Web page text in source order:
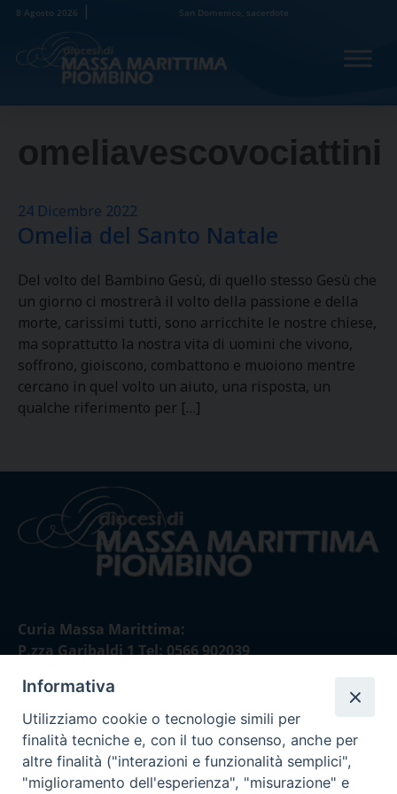
Skip
content
8 Agosto 2026 San Domenico, sacerdote
omeliavescovociattini
24 Dicembre 2022
Omelia del Santo Natale
Del volto del Bambino Gesù, di quello stesso Gesù che
un giorno ci mostrerà il volto della passione e della
morte, carissimi tutti, sono arricchite le nostre chiese,
ma soprattutto la nostra vita di uomini che vivono,
soffrono, gioiscono, combattono e muoiono mentre
cercano in quel volto un aiuto, una risposta, un
qualche riferimento per […]
Curia Massa Marittima:
P.zza Garibaldi 1 Tel: 0566 902039
Curia Piombino:
Via Don Minzoni,58/A Tel e Fax: 0565 32036
E-mail:
curia@diocesimassamarittima.it
Informativa
Utilizziamo cookie o tecnologie simili per
finalità tecniche e, con il tuo consenso, anche per
altre finalità ("interazioni e funzionalità semplici",
"miglioramento dell'esperienza", "misurazione" e